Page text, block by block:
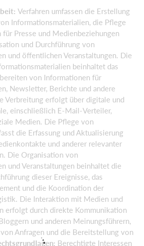
Verfahren umfassen die Erstellung
Informationsmaterialien, die Pflege
Presse und Medienbeziehungen
und Durchführung von
und öffentlichen Veranstaltungen. Die
beinhaltet das
von Informationen für
Newsletter, Berichte und andere
Verbreitung erfolgt über digitale und
einschließlich E-Mail-Verteiler,
Medien. Die Pflege von
die Erfassung und Aktualisierung
und anderer relevanter
Die Organisation von
und Veranstaltungen beinhaltet die
dieser Ereignisse, das
und die Koordination der
Die Interaktion mit Medien und
erfolgt durch direkte Kommunikation
und anderen Meinungsführern,
Anfragen und die Bereitstellung von
Berechtigte Interessen